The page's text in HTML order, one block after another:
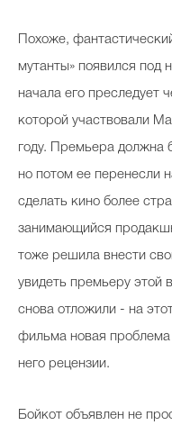
Похоже,
мутанты» появился под
начала его преследует
которой участвовали
году. Премьера должна
но потом ее перенесли
сделать кино более
занимающийся
тоже решила внести
увидеть премьеру этой
снова отложили - на
фильма новая проблема
него рецензии.
Бойкот объявлен не